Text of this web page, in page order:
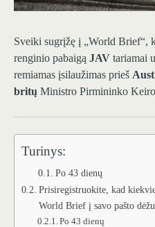
Sveiki sugrįžę į „World Brief“,
renginio pabaigą JAV tariamai
remiamas įsilaužimas prieš
britų Ministro Pirmininko
Turinys:
Po 43 dienų
Prisiregistruokite, kad
World Brief į savo pašto
Po 43 dienų